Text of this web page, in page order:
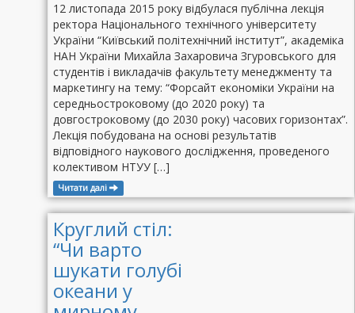
12 листопада 2015 року відбулася публічна лекція
ректора Національного технічного університету
України “Київський політехнічний інститут”, академіка
НАН України Михайла Захаровича Згуровського для
студентів і викладачів факультету менеджменту та
маркетингу на тему: “Форсайт економіки України на
середньостроковому (до 2020 року) та
довгостроковому (до 2030 року) часових горизонтах”.
Лекція побудована на основі результатів
відповідного наукового дослідження, проведеного
колективом НТУУ […]
Читати далі
Круглий стіл:
“Чи варто
шукати голубі
океани у